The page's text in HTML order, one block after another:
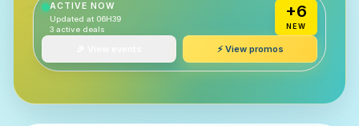
ACTIVE NOW
Updated at 06H39
3 active deals
+6
NEW
⚡ View promos